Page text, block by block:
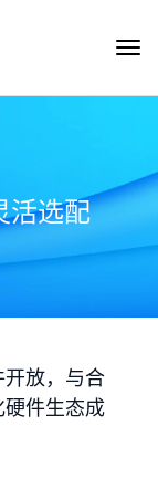
活选配
放，与合
件生态成